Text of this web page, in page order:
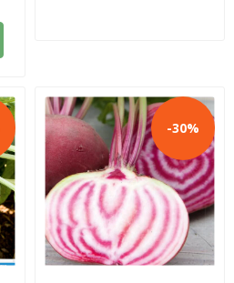
året Såtid ute:
Sommersesongen Høstes:
fortløpende gjennom hele
året Antall frø:...
-30%